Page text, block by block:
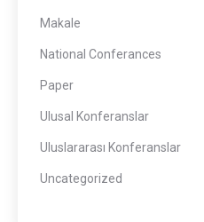
Makale
National Conferances
Paper
Ulusal Konferanslar
Uluslararası Konferanslar
Uncategorized